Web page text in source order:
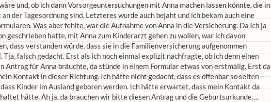
und, ob ich dann Vorsorgeuntersuchungen mit Anna machen lassen könnte, die in
an der Tagesordnung sind. Letzteres wurde auch bejaht und ich bekam auch eine
Was aber fehlte, war die Aufnahme von Anna in die Versicherung. Da ich ja
geschrieben hatte, mit Anna zum Kinderarzt gehen zu wollen, war ich davon
dass verstanden würde, dass sie in die Familienversicherung aufgenommen
Tja, falsch gedacht. Erst als ich noch einmal explizit nachfragte, ob ich denn einen
Antrag für Anna bräuchte, da stünde in einem Formular etwas von erstmalig. Erst da
Kontakt in dieser Richtung. Ich hätte nicht gedacht, dass es offenbar so selten
Kinder im Ausland geboren werden. Ich hätte erwartet, dass mein Kontakt da
hätte. Ah ja, da brauchen wir bitte diesen Antrag und die Geburtsurkunde….